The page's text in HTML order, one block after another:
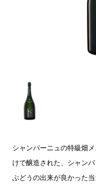
シャンパーニュの特級畑
けで醸造された、シャン
ぶどうの出来が良かった